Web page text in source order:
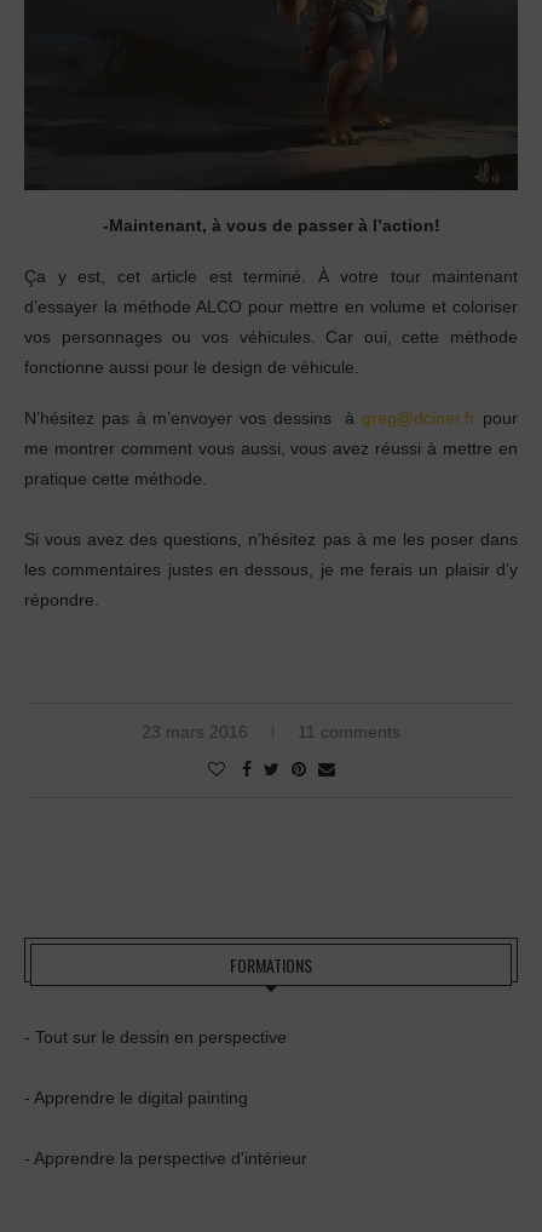
-Maintenant, à vous de passer à l’action!
Ça y est, cet article est terminé. À votre tour maintenant
d’essayer la méthode ALCO pour mettre en volume et coloriser
vos personnages ou vos véhicules. Car oui, cette méthode
fonctionne aussi pour le design de véhicule.
N’hésitez pas à m’envoyer vos dessins àgreg@dciner.fr pour
me montrer comment vous aussi, vous avez réussi à mettre en
pratique cette méthode.
Si vous avez des questions, n’hésitez pas à me les poser dans
les commentaires justes en dessous, je me ferais un plaisir d’y
répondre.
23 mars 2016 11 comments
FORMATIONS
- Tout sur le dessin en perspective
- Apprendre le digital painting
- Apprendre la perspective d'intérieur